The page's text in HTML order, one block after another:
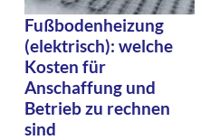
Fußbodenheizung
(elektrisch): welche
Kosten für
Anschaffung und
Betrieb zu rechnen
sind